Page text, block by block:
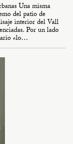
Una misma
del patio de
interior del Vall
Por un lado
«lo…